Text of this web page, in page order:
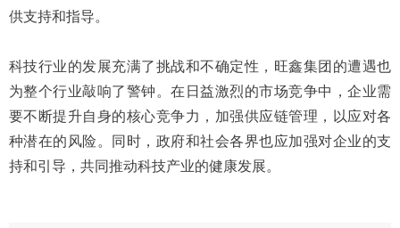
供支持和指导。
科技行业的发展充满了挑战和不确定性，旺鑫集团的遭遇也
为整个行业敲响了警钟。在日益激烈的市场竞争中，企业需
要不断提升自身的核心竞争力，加强供应链管理，以应对各
种潜在的风险。同时，政府和社会各界也应加强对企业的支
持和引导，共同推动科技产业的健康发展。